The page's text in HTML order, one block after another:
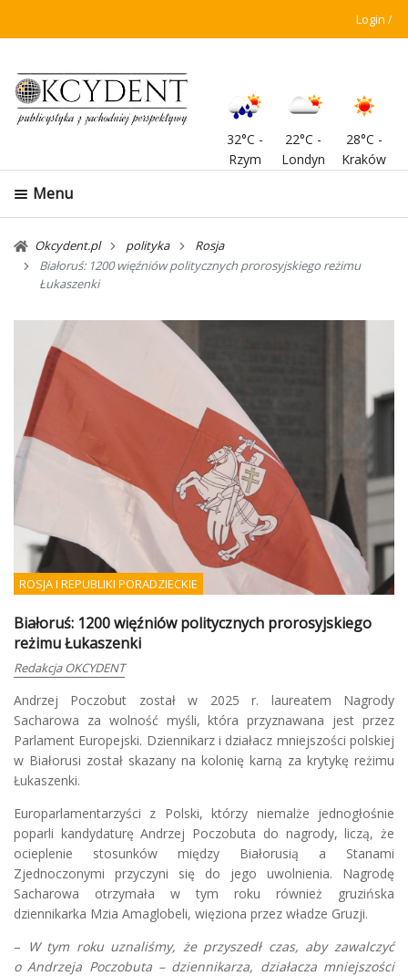
Login
32°C -
Rzym
22°C -
Londyn
28°C -
Kraków
Menu
Okcydent.pl polityka
Rosja
Białoruś: 1200 więźniów politycznych prorosyjskiego reżimu
Łukaszenki
ROSJA I REPUBLIKI PORADZIECKIE
Białoruś: 1200 więźniów politycznych prorosyjskiego
reżimu Łukaszenki
Redakcja OKCYDENT
Andrzej Poczobut został w 2025 r. laureatem Nagrody
Sacharowa za wolność myśli, która przyznawana jest przez
Parlament Europejski. Dziennikarz i działacz mniejszości polskiej
w Białorusi został skazany na kolonię karną za krytykę reżimu
Łukaszenki.
Europarlamentarzyści z Polski, którzy niemalże jednogłośnie
poparli kandydaturę Andrzej Poczobuta do nagrody, liczą, że
ocieplenie stosunków między Białorusią a Stanami
Zjednoczonymi przyczyni się do jego uwolnienia. Nagrodę
Sacharowa otrzymała w tym roku również gruzińska
dziennikarka Mzia Amaglobeli, więziona przez władze Gruzji.
– W tym roku uznaliśmy, że przyszedł czas, aby zawalczyć
o Andrzeja Poczobuta – dziennikarza, działacza mniejszości